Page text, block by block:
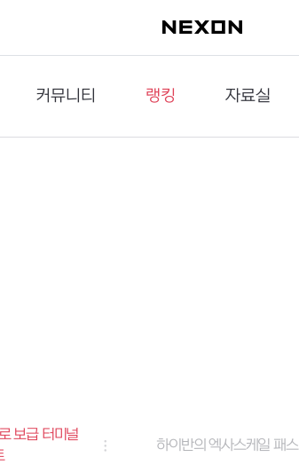
커뮤니티
이슈게시판
랭킹
던전랭킹
자료실
다운로드
보급 터미널
하이반의 엑사스케일 패스